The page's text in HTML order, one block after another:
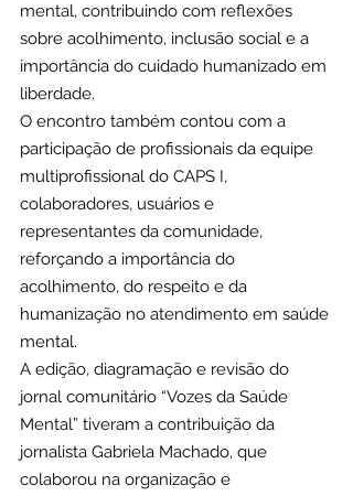
mental, contribuindo com reflexões
sobre acolhimento, inclusão social e a
importância do cuidado humanizado em
liberdade.
O encontro também contou com a
participação de profissionais da equipe
multiprofissional do CAPS I,
colaboradores, usuários e
representantes da comunidade,
reforçando a importância do
acolhimento, do respeito e da
humanização no atendimento em saúde
mental.
A edição, diagramação e revisão do
jornal comunitário “Vozes da Saúde
Mental” tiveram a contribuição da
jornalista Gabriela Machado, que
colaborou na organização e